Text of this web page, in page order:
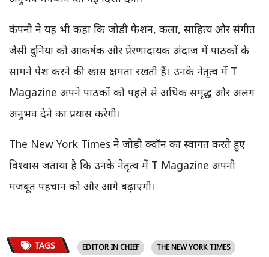
कंपनी ने यह भी कहा कि जोडी फैशन, कला, साहित्य और संगीत
जैसी दुनिया को आकर्षक और प्रेरणादायक अंदाज में पाठकों के
सामने पेश करने की खास क्षमता रखती हैं। उनके नेतृत्व में T
Magazine अपने पाठकों को पहले से अधिक समृद्ध और अलग
अनुभव देने का प्रयास करेगी।
The New York Times ने जोडी क्वॉन का स्वागत करते हुए
विश्वास जताया है कि उनके नेतृत्व में T Magazine अपनी
मजबूत पहचान को और आगे बढ़ाएगी।
TAGS EDITOR IN CHIEF
THE NEW YORK TIMES